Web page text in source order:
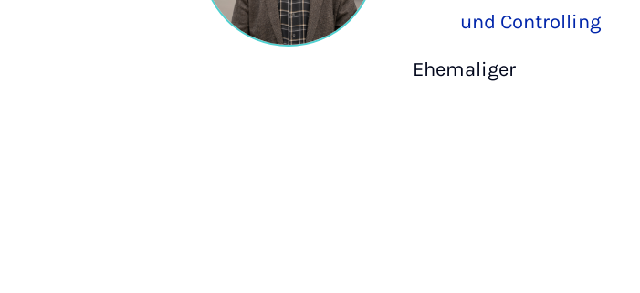
und Controlling
Ehemaliger